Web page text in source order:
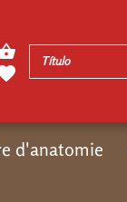
d'anatomie